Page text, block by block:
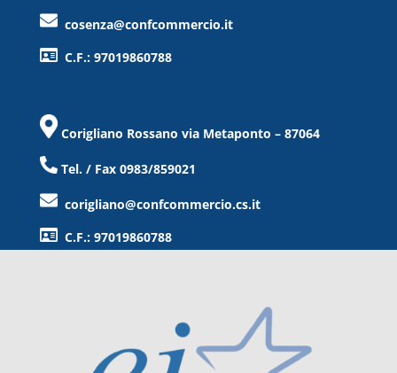
cosenza@confcommercio.it
C.F.: 97019860788
Corigliano Rossano via Metaponto – 87064
Tel. / Fax 0983/859021
corigliano@confcommercio.cs.it
C.F.: 97019860788